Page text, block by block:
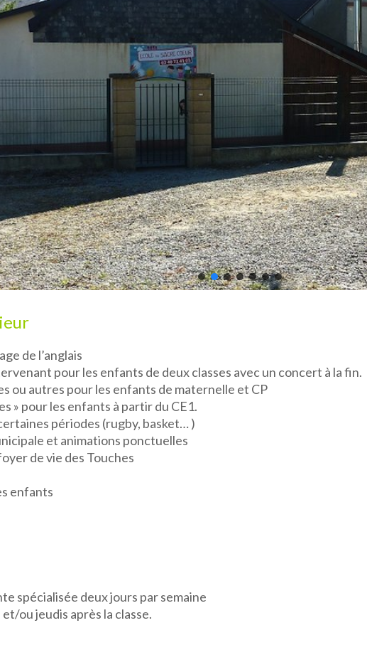
de l’anglais
pour les enfants de deux classes avec un concert à la fin.
ou autres pour les enfants de maternelle et CP
» pour les enfants à partir du CE1.
périodes (rugby, basket… )
et animations ponctuelles
de vie des Touches
enfants
spécialisée deux jours par semaine
ou jeudis après la classe.